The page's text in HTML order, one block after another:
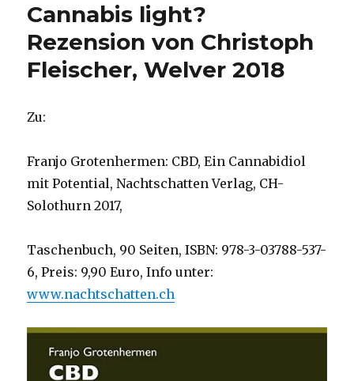
Cannabis light?
Rezension von Christoph
Fleischer, Welver 2018
Zu:
Franjo Grotenhermen: CBD, Ein Cannabidiol
mit Potential, Nachtschatten Verlag, CH-
Solothurn 2017,
Taschenbuch, 90 Seiten, ISBN: 978-3-03788-537-
6, Preis: 9,90 Euro, Info unter:
www.nachtschatten.ch